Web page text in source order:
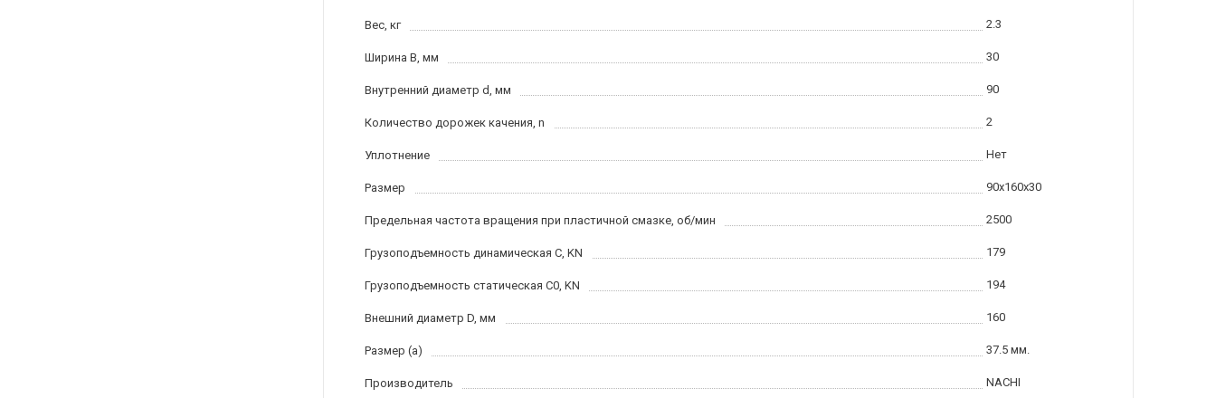
Вес, кг 2.3
Ширина B, мм 30
Внутренний диаметр d, мм 90
Количество дорожек качения, n 2
Уплотнение Нет
Размер 90x160x30
Предельная частота вращения при пластичной смазке, об/мин 2500
Грузоподъемность динамическая C, KN 179
Грузоподъемность статическая C0, KN 194
Внешний диаметр D, мм 160
Размер (a) 37.5 мм.
Производитель NACHI